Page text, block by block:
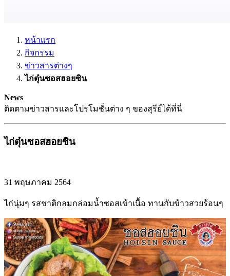
หน้าแรก
กิจกรรม
ข่าวสารต่างๆ
ไก่ตุ๋นซอสฮอยซิน
News
ติดตามข่าวสารและโปรโมชั่นต่าง ๆ ของสุรีย์ได้ที่นี่
ไก่ตุ๋นซอสฮอยซิน
31 พฤษภาคม 2564
ไก่นุ่มๆ รสชาติกลมกล่อมน้ำซอสเข้าเนื้อ ทานกับข้าวสวยร้อนๆ